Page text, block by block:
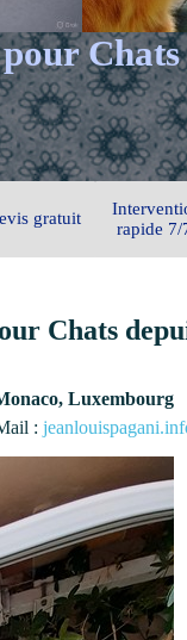
Chats
gratuit
rapide 7/
Chats
Luxembourg
: